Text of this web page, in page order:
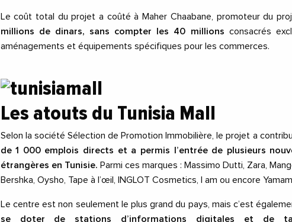
Le coût total du projet a coûté à Maher Chaabane, promoteur du
millions de dinars, sans compter les 40 millions consacrés
aménagements et équipements spécifiques pour les commerces.
Les atouts du Tunisia Mall
Selon la société Sélection de Promotion Immobilière, le projet a
de 1 000 emplois directs et a permis l’entrée de plusieurs
étrangères en Tunisie. Parmi ces marques : Massimo Dutti, Zara,
Bershka, Oysho, Tape à l’œil, INGLOT Cosmetics, I am ou encore
Le centre est non seulement le plus grand du pays, mais c’est
se doter de stations d’informations digitales et de